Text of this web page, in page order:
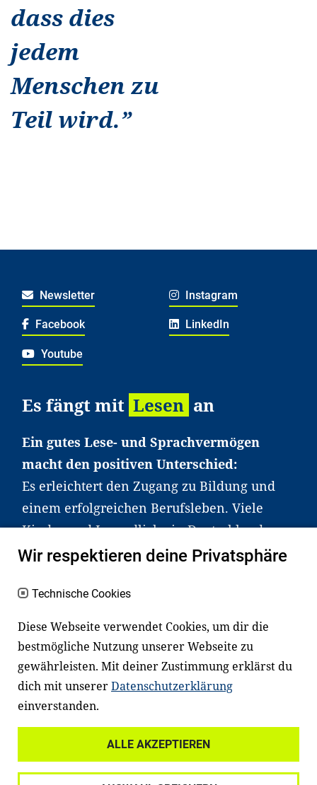
dass dies
jedem
Menschen zu
Teil wird.”
Newsletter Instagram
Facebook LinkedIn
Youtube
Es fängt mit Lesen an
Ein gutes Lese- und Sprachvermögen
macht den positiven Unterschied:
Es erleichtert den Zugang zu Bildung und
einem erfolgreichen Berufsleben. Viele
Kinder und Jugendliche in Deutschland
haben aber große Schwierigkeiten dabei.
an Familien sowie an Erzieher*innen,
Fachexpert*innen. Dafür arbeiten wir eng
mit Ministerien, wissenschaftlichen
Einrichtungen, Verbänden, Unternehmen
und anderen Stiftungen zusammen.
Wir respektieren deine Privatsphäre
Technische Cookies
Diese Webseite verwendet Cookies, um dir die
bestmögliche Nutzung unserer Webseite zu
gewährleisten. Mit deiner Zustimmung erklärst du
dich mit unsererDatenschutzerklärung
einverstanden.
ALLE AKZEPTIEREN